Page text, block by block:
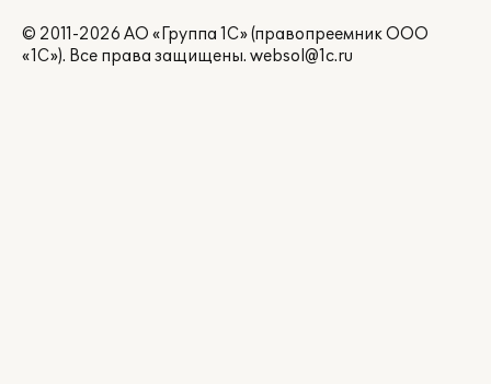
© 2011-2026 АО «Группа 1С» (правопреемник ООО
«1С»). Все права защищены. websol@1c.ru